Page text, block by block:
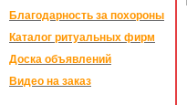
Благодарность за похороны
Каталог ритуальных фирм
Доска объявлений
Видео на заказ